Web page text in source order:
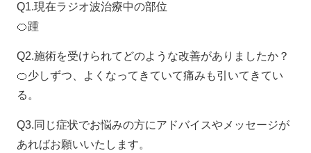
Q1.現在ラジオ波治療中の部位
🍊踵
Q2.施術を受けられてどのような改善がありましたか？
🍊少しずつ、よくなってきていて痛みも引いてきてい
る。
Q3.同じ症状でお悩みの方にアドバイスやメッセージが
あればお願いいたします。